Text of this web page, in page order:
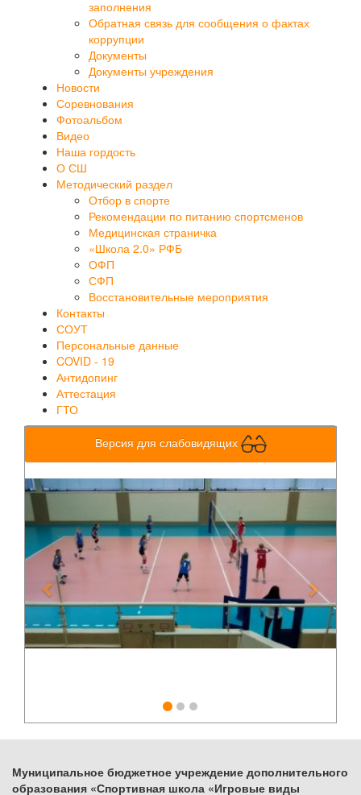
заполнения
Обратная связь для сообщения о фактах
коррупции
Документы
Документы учреждения
Новости
Соревнования
Фотоальбом
Видео
Наша гордость
О СШ
Методический раздел
Отбор в спорте
Рекомендации по питанию спортсменов
Медицинская страничка
«Школа 2.0» РФБ
ОФП
СФП
Восстановительные мероприятия
Контакты
СОУТ
Персональные данные
COVID - 19
Антидопинг
Аттестация
ГТО
Версия для слабовидящих
Previous Next
Муниципальное бюджетное учреждение дополнительного
образования «Спортивная школа «Игровые виды